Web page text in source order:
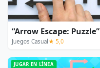
“Arrow Escape: Puzzle”
Juegos Casual ★ 5,0
JUGAR EN LÍNEA